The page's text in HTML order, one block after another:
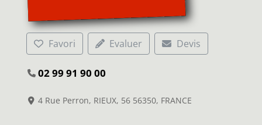
Favori Evaluer Devis
02 99 91 90 00
4 Rue Perron, RIEUX, 56 56350, FRANCE